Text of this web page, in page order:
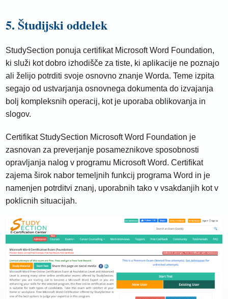
5. Študijski oddelek
StudySection ponuja certifikat Microsoft Word Foundation,
ki služi kot dobro izhodišče za tiste, ki aplikacije ne poznajo
ali želijo potrditi svoje osnovno znanje Worda. Teme izpita
segajo od ustvarjanja osnovnega dokumenta do izvajanja
bolj kompleksnih operacij, kot je uporaba oblikovanja in
slogov.
Certifikat StudySection Microsoft Word Foundation je
zasnovan za preverjanje posameznikove sposobnosti
opravljanja nalog v programu Microsoft Word. Certifikat
zajema širok nabor temeljnih funkcij programa Word in je
namenjen potrditvi znanj, uporabnih tako v vsakdanjih kot v
poklicnih situacijah.